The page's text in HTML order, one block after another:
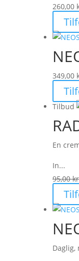
260,00
349,00
Tilbud
En
In...
95,00